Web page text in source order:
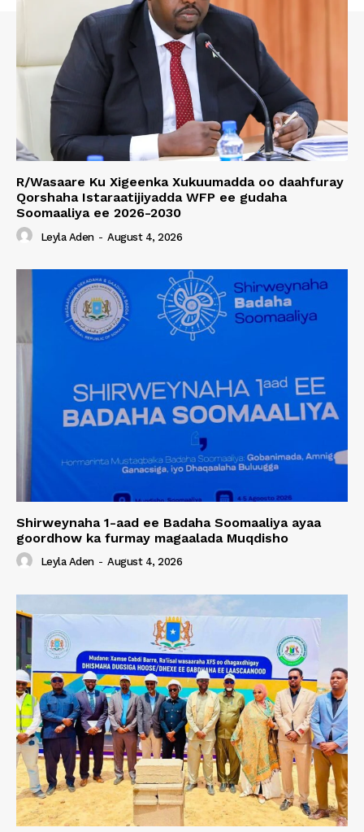
R/Wasaare Ku Xigeenka Xukuumadda oo daahfuray
Qorshaha Istaraatijiyadda WFP ee gudaha
Soomaaliya ee 2026-2030
Leyla Aden - August 4, 2026
Shirweynaha 1-aad ee Badaha Soomaaliya ayaa
goordhow ka furmay magaalada Muqdisho
Leyla Aden - August 4, 2026